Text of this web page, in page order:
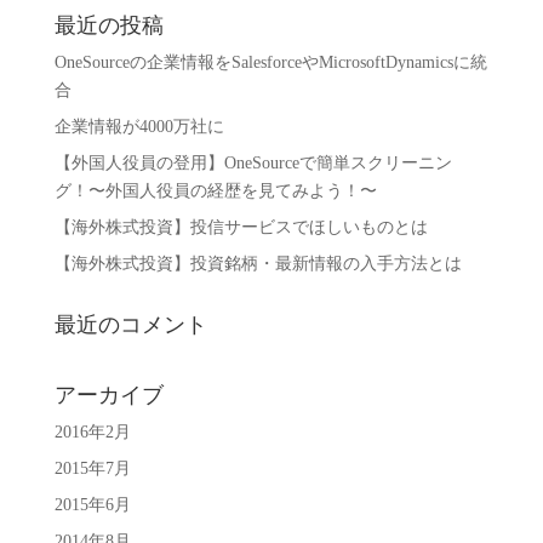
最近の投稿
OneSourceの企業情報をSalesforceやMicrosoftDynamicsに統
合
企業情報が4000万社に
【外国人役員の登用】OneSourceで簡単スクリーニン
グ！〜外国人役員の経歴を見てみよう！〜
【海外株式投資】投信サービスでほしいものとは
【海外株式投資】投資銘柄・最新情報の入手方法とは
最近のコメント
アーカイブ
2016年2月
2015年7月
2015年6月